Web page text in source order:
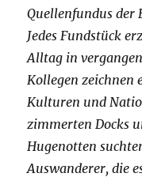
Quellenfundus der
Jedes Fundstück
Alltag in
Kollegen zeichnen
Kulturen und
zimmerten Docks
Hugenotten
Auswanderer, die